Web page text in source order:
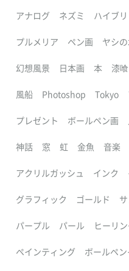
アナログ ネズミ ハイブ
プルメリア ペン画 ヤシ
幻想風景 日本画 本 漆喰
風船 Photoshop Tokyo
プレゼント ボールペン画
神話 窓 虹 金魚 音楽
アクリルガッシュ インク
グラフィック ゴールド
パープル パール ヒーリ
ペインティング ボールペ